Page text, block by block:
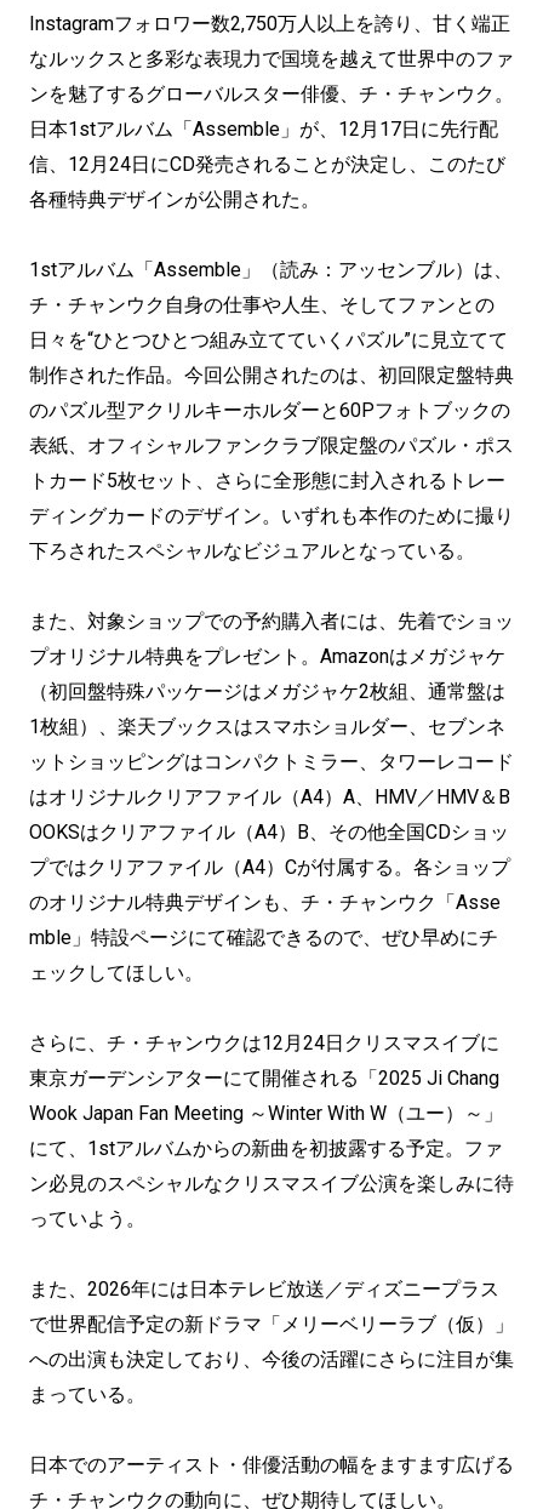
Instagramフォロワー数2,750万人以上を誇り、甘く端正
なルックスと多彩な表現力で国境を越えて世界中のファ
ンを魅了するグローバルスター俳優、チ・チャンウク。
日本1stアルバム「Assemble」が、12月17日に先行配
信、12月24日にCD発売されることが決定し、このたび
各種特典デザインが公開された。
1stアルバム「Assemble」（読み：アッセンブル）は、
チ・チャンウク自身の仕事や人生、そしてファンとの
日々を“ひとつひとつ組み立てていくパズル”に見立てて
制作された作品。今回公開されたのは、初回限定盤特典
のパズル型アクリルキーホルダーと60Pフォトブックの
表紙、オフィシャルファンクラブ限定盤のパズル・ポス
トカード5枚セット、さらに全形態に封入されるトレー
ディングカードのデザイン。いずれも本作のために撮り
下ろされたスペシャルなビジュアルとなっている。
また、対象ショップでの予約購入者には、先着でショッ
プオリジナル特典をプレゼント。Amazonはメガジャケ
（初回盤特殊パッケージはメガジャケ2枚組、通常盤は
1枚組）、楽天ブックスはスマホショルダー、セブンネ
ットショッピングはコンパクトミラー、タワーレコード
はオリジナルクリアファイル（A4）A、HMV／HMV＆B
OOKSはクリアファイル（A4）B、その他全国CDショッ
プではクリアファイル（A4）Cが付属する。各ショップ
のオリジナル特典デザインも、チ・チャンウク「Asse
mble」特設ページにて確認できるので、ぜひ早めにチ
ェックしてほしい。
さらに、チ・チャンウクは12月24日クリスマスイブに
東京ガーデンシアターにて開催される「2025 Ji Chang
Wook Japan Fan Meeting ～Winter With W（ユー）～」
にて、1stアルバムからの新曲を初披露する予定。ファ
ン必見のスペシャルなクリスマスイブ公演を楽しみに待
っていよう。
また、2026年には日本テレビ放送／ディズニープラス
で世界配信予定の新ドラマ「メリーベリーラブ（仮）」
への出演も決定しており、今後の活躍にさらに注目が集
まっている。
日本でのアーティスト・俳優活動の幅をますます広げる
チ・チャンウクの動向に、ぜひ期待してほしい。